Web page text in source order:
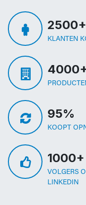
2500+
KLANTEN
95%
KOOPT
1000+
VOLGERS
LINKEDIN